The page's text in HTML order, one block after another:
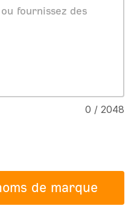
0 / 2048
de marque